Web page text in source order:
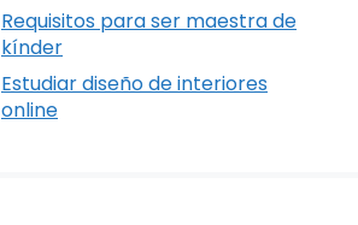
Requisitos para ser maestra de
kínder
Estudiar diseño de interiores
online